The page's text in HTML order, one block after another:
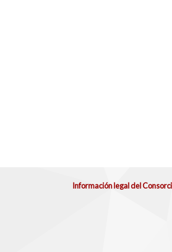
Información legal del